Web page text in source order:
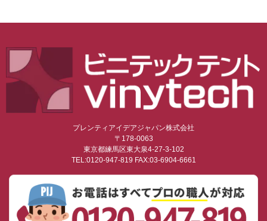
プレンティアイデアジャパン株式会社
〒178-0063
東京都練馬区東大泉4-27-3-102
TEL:0120-947-819 FAX:03-6904-6661